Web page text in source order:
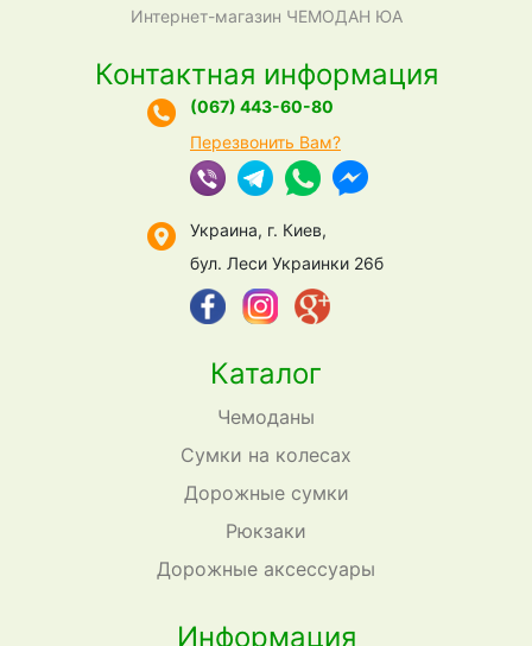
Интернет-магазин ЧЕМОДАН ЮА
Каталог
Чемоданы
Сумки на колесах
Дорожные сумки
Рюкзаки
Дорожные аксессуары
Информация
Контактная информация
(067) 443-60-80
Перезвонить Вам?
Украина, г. Киев,
бул. Леси Украинки 26б